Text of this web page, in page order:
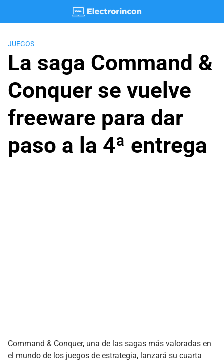
JUEGOS
La saga Command &
Conquer se vuelve
freeware para dar
paso a la 4ª entrega
Command & Conquer, una de las sagas más valoradas en
el mundo de los juegos de estrategia, lanzará su cuarta